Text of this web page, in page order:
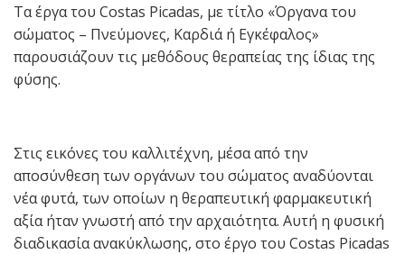
Τα έργα του Costas Picadas, με τίτλο «Όργανα του
σώματος – Πνεύμονες, Καρδιά ή Εγκέφαλος»
παρουσιάζουν τις μεθόδους θεραπείας της ίδιας της
φύσης.
Στις εικόνες του καλλιτέχνη, μέσα από την
αποσύνθεση των οργάνων του σώματος αναδύονται
νέα φυτά, των οποίων η θεραπευτική φαρμακευτική
αξία ήταν γνωστή από την αρχαιότητα. Αυτή η φυσική
διαδικασία ανακύκλωσης, στο έργο του Costas Picadas